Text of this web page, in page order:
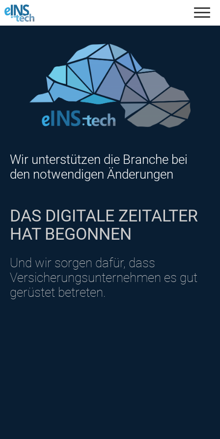
Wir unterstützen die Branche bei
den notwendigen Änderungen
DAS DIGITALE ZEITALTER
HAT BEGONNEN
Und wir sorgen dafür, dass
Versicherungsunternehmen es gut
gerüstet betreten.